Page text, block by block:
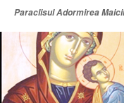
Paraclisul Adormirea